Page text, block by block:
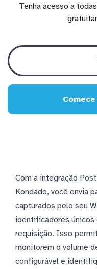
Tenha acesso a
Com a integração
Kondado, você envia
capturados pelo seu
identificadores
requisição. Isso
monitorem o volume
configurável e